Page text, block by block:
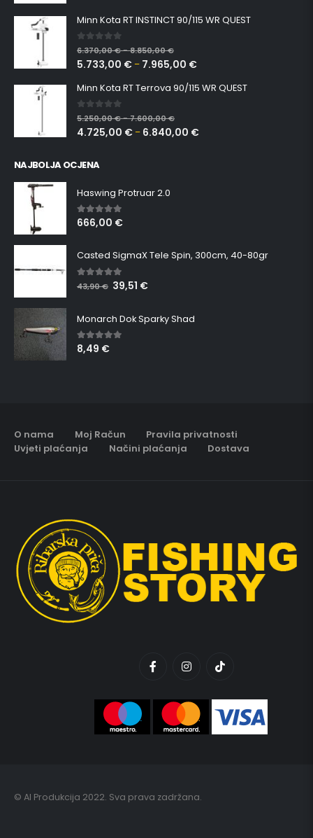
Minn Kota RT INSTINCT 90/115 WR QUEST
0 out of 5
6.370,00€–8.850,00€
5.733,00 € – 7.965,00 €
Minn Kota RT Terrova 90/115 WR QUEST
0 out of 5
5.250,00€–7.600,00€
4.725,00 € – 6.840,00 €
NAJBOLJA OCJENA
Haswing Protruar 2.0
5.00 out of 5
666,00 €
Casted SigmaX Tele Spin, 300cm, 40-80gr
5.00out of 5
43,90€ 39,51 €
Monarch Dok Sparky Shad
5.00 out of 5
8,49 €
O nama Moj Račun
Pravila privatnosti
Uvjeti plaćanja
Načini plaćanja Dostava
© AI Produkcija 2022. Sva prava zadržana.